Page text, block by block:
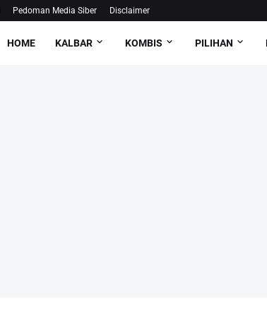
Pedoman Media Siber Disclaimer
HOME KALBAR KOMBIS PILIHAN